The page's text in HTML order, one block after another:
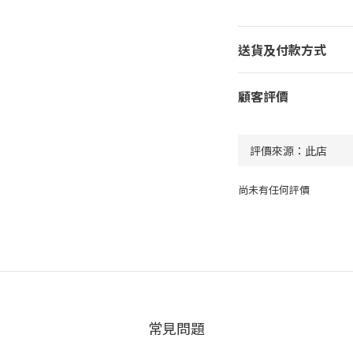
送貨及付款方式
顧客評價
尚未有任何評價
常見問題